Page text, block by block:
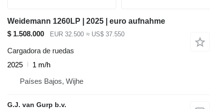
Weidemann 1260LP | 2025 | euro aufnahme
$ 1.508.000
EUR 32.500 ≈ US$ 37.550
Cargadora de ruedas
2025
1 m/h
Países Bajos, Wijhe
G.J. van Gurp b.v.